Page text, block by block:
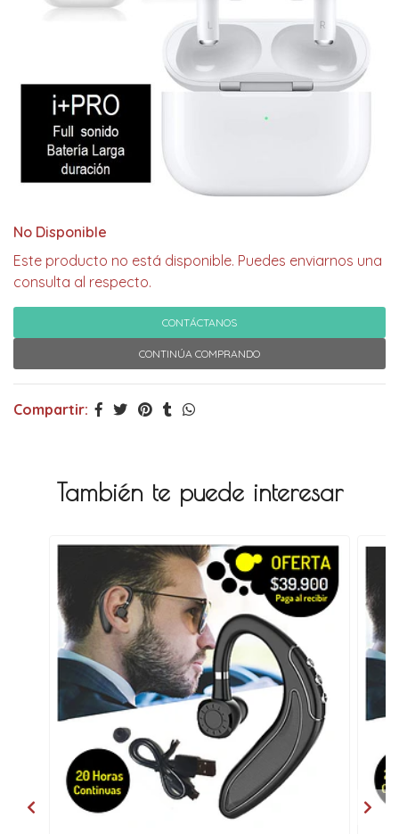
No Disponible
Este producto no está disponible. Puedes enviarnos una
consulta al respecto.
CONTÁCTANOS
CONTINÚA COMPRANDO
Compartir:
También te puede interesar